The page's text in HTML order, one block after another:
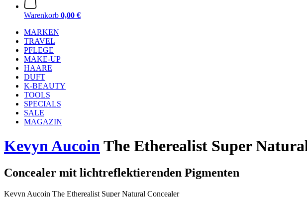
Warenkorb 0,00 €
MARKEN
TRAVEL
PFLEGE
MAKE-UP
HAARE
DUFT
K-BEAUTY
TOOLS
SPECIALS
SALE
MAGAZIN
Kevyn AucoinThe Etherealist Super
Concealer mit lichtreflektierenden Pigmenten
Kevyn Aucoin The Etherealist Super Natural Concealer